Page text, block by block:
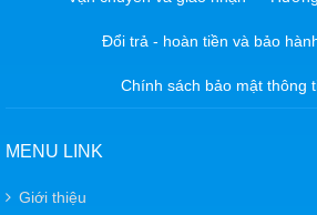
Đổi trả - hoàn tiền và bảo
Chính sách bảo mật thông
MENU LINK
Giới thiệu